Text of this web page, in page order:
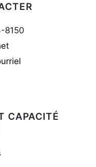
8150
CAPACITÉ